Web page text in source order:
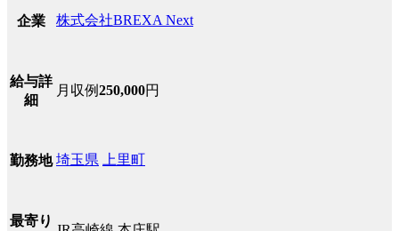
企業 株式会社BREXA Next
給与詳
細
月収例250,000円
勤務地 埼玉県 上里町
最寄り